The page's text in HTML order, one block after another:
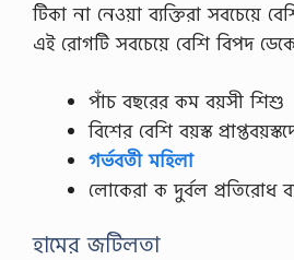
টিকা না নেওয়া ব্যক্তিরা সবচেয়ে
এই রোগটি সবচেয়ে বেশি বিপদ
পাঁচ বছরের কম বয়সী শিশু
বিশের বেশি বয়স্ক
গর্ভবতী মহিলা
লোকেরা ক দুর্বল প্রতিরোধ
হামের জটিলতা